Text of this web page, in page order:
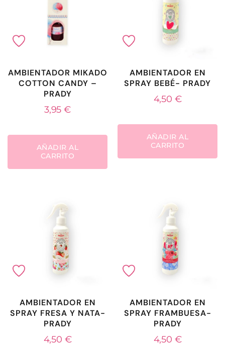
AMBIENTADOR MIKADO
COTTON CANDY –
PRADY
3,95€
AÑADIR AL
CARRITO
AMBIENTADOR EN
SPRAY BEBÉ- PRADY
4,50 €
AÑADIR AL
CARRITO
AMBIENTADOR EN
SPRAY FRESA Y NATA-
PRADY
4,50 €
AMBIENTADOR EN
SPRAY FRAMBUESA-
PRADY
4,50 €